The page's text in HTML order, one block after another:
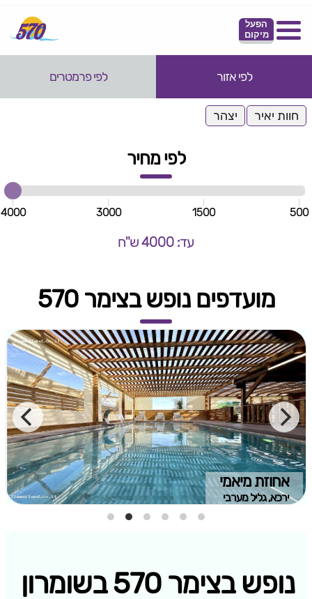
הפעל
מיקום
לפי אזור לפי פרמטרים
חוות יאיר יצהר
לפי מחיר
500
1500
3000
4000
עד: 4000 ש"ח
מועדפים נופש בצימר 570
אחוזת מיאמי
ירכא, גליל מערבי
נופש בצימר 570 בשומרון